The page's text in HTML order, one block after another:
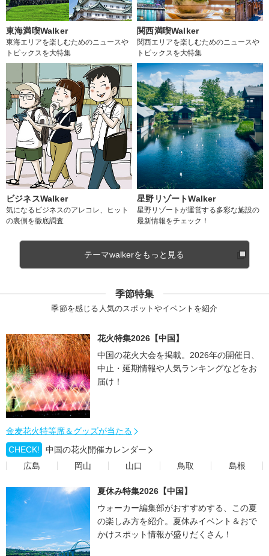
東海満喫Walker
東海エリアを楽しむためのニュースや
トピックスを大特集
関西満喫Walker
関西エリアを楽しむためのニュースや
トピックスを大特集
ビジネスWalker
気になるビジネスのアレコレ、ヒット
の裏側を徹底調査
星野リゾートWalker
星野リゾートが運営する多彩な施設の
最新情報をチェック！
テーマwalkerをもっと見る
季節特集
季節を感じる人気のスポットやイベントを紹介
花火特集2026【中国】
中国の花火大会を掲載。2026年の開催日、
中止・延期情報や人気ランキングなどをお
届け！
金麦花火特等席＆グッズが当たる
CHECK!
中国の花火開催カレンダー
広島
岡山 山口 鳥取 島根
夏休み特集2026【中国】
ウォーカー編集部がおすすめする、この夏
の楽しみ方を紹介。夏休みイベント＆おで
かけスポット情報が盛りだくさん！